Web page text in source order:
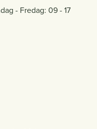
- Fredag: 09 - 17